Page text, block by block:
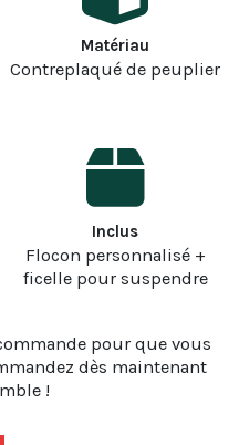
Matériau
Contreplaqué de peuplier
Inclus
Flocon personnalisé +
ficelle pour suspendre
pour que vous
dès maintenant
!